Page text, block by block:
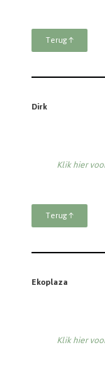
Terug ↑
Dirk
Klik hier
Terug ↑
Ekoplaza
Klik hier